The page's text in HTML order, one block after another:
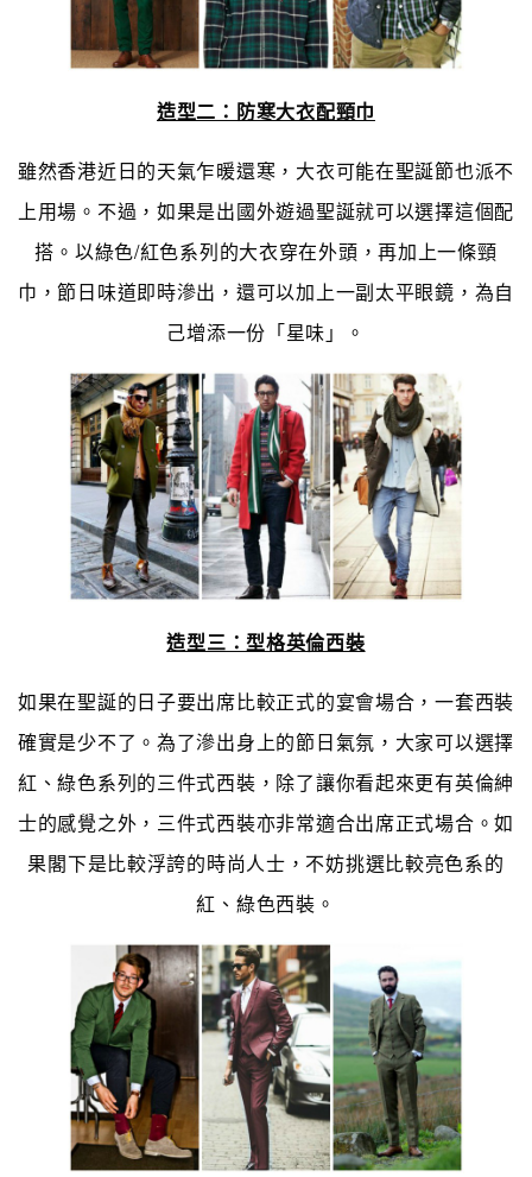
造型二：防寒大衣配頸巾
雖然香港近日的天氣乍暖還寒，大衣可能在聖誕節也派不
上用場。不過，如果是出國外遊過聖誕就可以選擇這個配
搭。以綠色/紅色系列的大衣穿在外頭，再加上一條頸
巾，節日味道即時滲出，還可以加上一副太平眼鏡，為自
己增添一份「星味」。
造型三：型格英倫西裝
如果在聖誕的日子要出席比較正式的宴會場合，一套西裝
確實是少不了。為了滲出身上的節日氣氛，大家可以選擇
紅、綠色系列的三件式西裝，除了讓你看起來更有英倫紳
士的感覺之外，三件式西裝亦非常適合出席正式場合。如
果閣下是比較浮誇的時尚人士，不妨挑選比較亮色系的
紅、綠色西裝。